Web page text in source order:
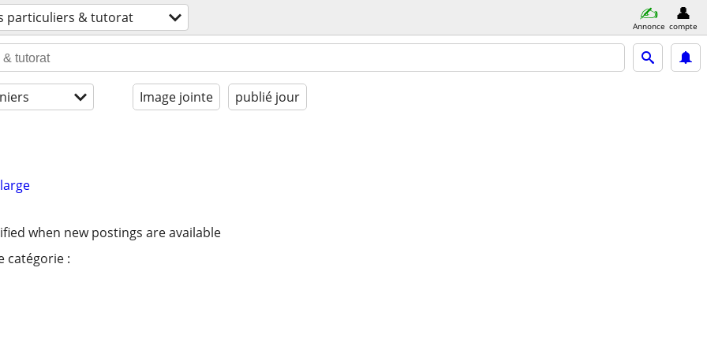
particuliers & tutorat Annonce compte
Image jointe publié jour
when new postings are available
catégorie :